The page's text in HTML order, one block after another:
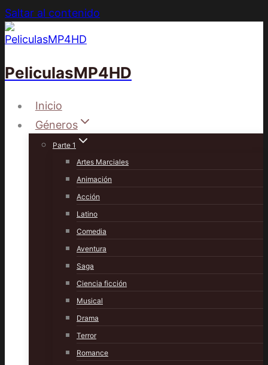
Saltar al contenido
PeliculasMP4HD
Inicio
Géneros
Parte 1
Artes Marciales
Animación
Acción
Latino
Comedia
Aventura
Saga
Ciencia ficción
Musical
Drama
Terror
Romance